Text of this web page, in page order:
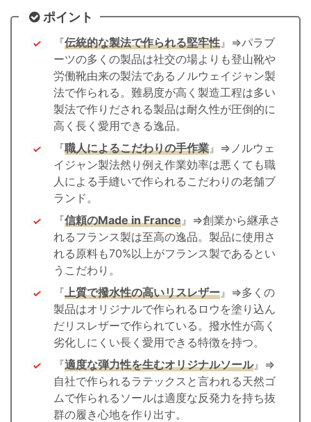
ポイント
『伝統的な製法で作られる堅牢性 』⇒パラブ
ーツの多くの製品は社交の場よりも登山靴や
労働靴由来の製法であるノルウェイジャン製
法で作られる。難易度が高く製造工程は多い
製法で作りだされる製品は耐久性が圧倒的に
高く長く愛用できる逸品。
『職人によるこだわりの手作業 』⇒ノルウェ
イジャン製法然り例え作業効率は悪くても職
人による手縫いで作られるこだわりの老舗ブ
ランド。
『信頼のMade in France 』⇒創業から継承さ
れるフランス製は至高の逸品。製品に使用さ
れる原料も70%以上がフランス製であるとい
うこだわり。
『上質で撥水性の高いリスレザー 』⇒多くの
製品はオリジナルで作られるロウを塗り込ん
だリスレザーで作られている。撥水性が高く
劣化しにくい長く愛用できる特徴を持つ。
『適度な弾力性を生むオリジナルソール』⇒
自社で作られるラテックスと言われる天然ゴ
ムで作られるソールは適度な反発力を持ち抜
群の履き心地を作り出す。